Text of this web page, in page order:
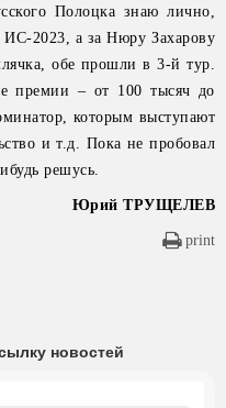
Полоцка знаю лично,
ИС-2023, а за Нюру Захарову
обе прошли в 3-й тур.
премии – от 100 тысяч до
которым выступают
и т.д. Пока не пробовал
решусь.
Юрий ТРУЩЕЛЕВ
print
новостей